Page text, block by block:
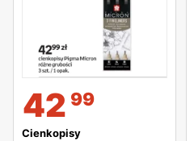
42 99
Cienkopisy